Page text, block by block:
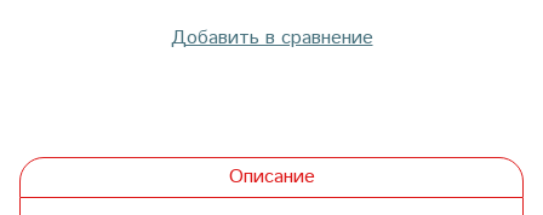
Добавить в сравнение
Описание